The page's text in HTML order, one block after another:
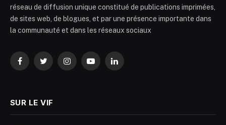
réseau de diffusion unique constitué de publications imprimées,
de sites web, de blogues, et par une présence importante dans
la communauté et dans les réseaux sociaux
FacebookTwitterInstagramYouTubeLinkedIn
SUR LE VIF